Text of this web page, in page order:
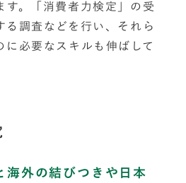
す。「消費者力検定」の受
る調査などを行い、それら
に必要なスキルも伸ばして
海外の結びつきや日本